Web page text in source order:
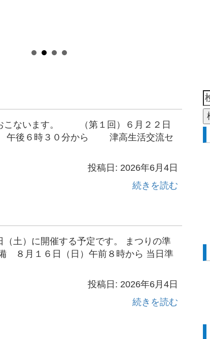
こないます。 （第１回）６月２２日
後６時３０分から 津高生活交流セ
投稿日: 2026年6月4日
続きを読む
土）に開催する予定です。 まつりの準
８月１６日（日）午前８時から 当日準
投稿日: 2026年6月4日
続きを読む